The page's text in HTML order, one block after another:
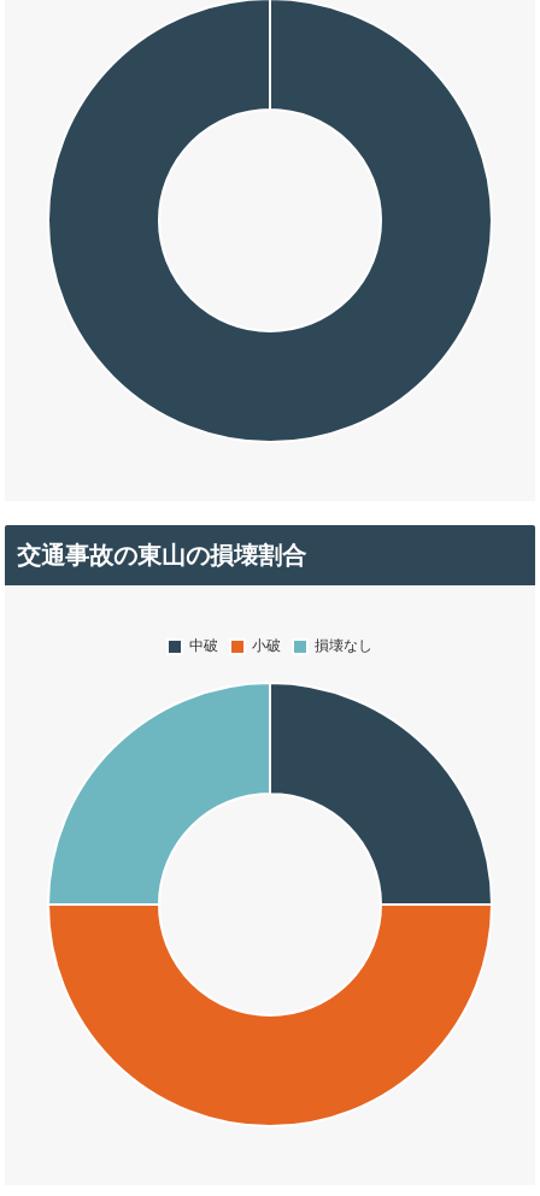
交通事故の東山の損壊割合